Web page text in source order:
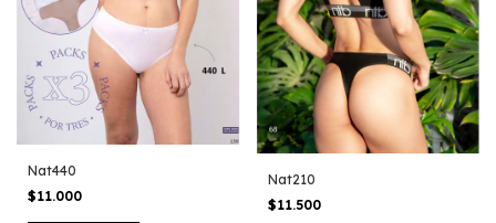
Nat440
$11.000
Nat210
$11.500